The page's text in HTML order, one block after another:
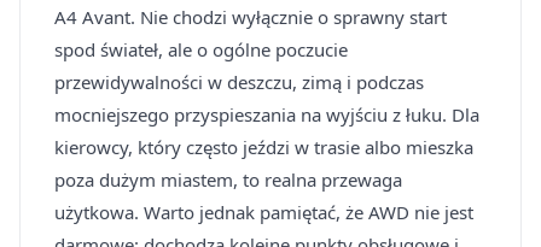
A4 Avant. Nie chodzi wyłącznie o sprawny start
spod świateł, ale o ogólne poczucie
przewidywalności w deszczu, zimą i podczas
mocniejszego przyspieszania na wyjściu z łuku. Dla
kierowcy, który często jeździ w trasie albo mieszka
poza dużym miastem, to realna przewaga
użytkowa. Warto jednak pamiętać, że AWD nie jest